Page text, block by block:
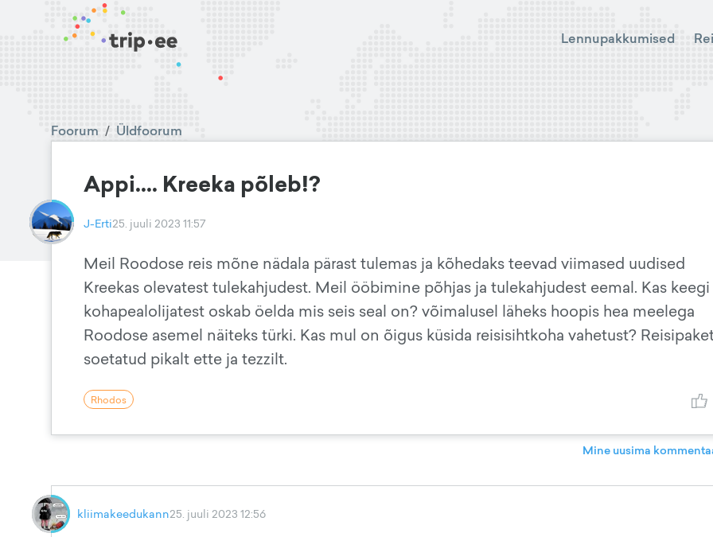
Lennupakkumised
Foorum / Üldfoorum
Appi.... Kreeka põleb!?
J-Erti25. juuli 2023 11:57
Meil Roodose reis mõne nädala pärast tulemas ja kõhedaks teevad viimased uudised
Kreekas olevatest tulekahjudest. Meil ööbimine põhjas ja tulekahjudest eemal. Kas keegi
kohapealolijatest oskab öelda mis seis seal on? võimalusel läheks hoopis hea meelega
Roodose asemel näiteks türki. Kas mul on õigus küsida reisisihtkoha vahetust?
soetatud pikalt ette ja tezzilt.
Rhodos
Mine uusima
kliimakeedukann25. juuli 2023 12:56